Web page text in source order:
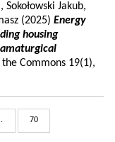
Jakub,
(2025) Energy
housing
Commons 19(1),
70